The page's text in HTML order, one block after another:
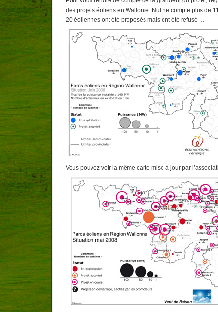
des projets éoliens en Wallonie. Nul ne compte plus de
20 éoliennes ont été proposés mais ont été refusé …
Vous pouvez voir la même carte mise à jour par